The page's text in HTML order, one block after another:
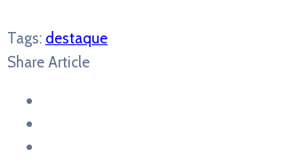
Tags: destaque
Share Article